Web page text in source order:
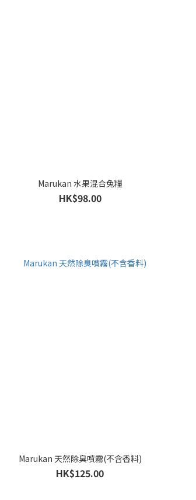
Marukan 水果混合兔糧
HK$98.00
Marukan 天然除臭噴霧(不含香料)
HK$125.00